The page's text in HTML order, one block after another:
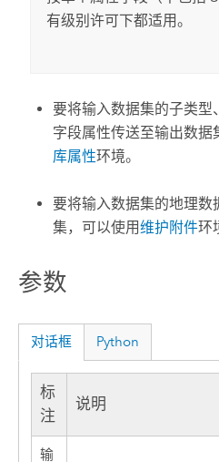
有级别许可下都适用。
要将输入数据集的子类
字段属性传送至输出数据
库属性环境。
要将输入数据集的地理
集，可以使用维护附件环
参数
对话框 Python
标
注
说明
输